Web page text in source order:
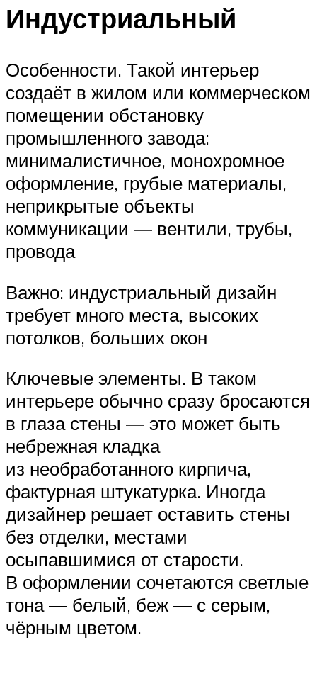
Индустриальный
Особенности. Такой интерьер
создаёт в жилом или коммерческом
помещении обстановку
промышленного завода:
минималистичное, монохромное
оформление, грубые материалы,
неприкрытые объекты
коммуникации ― вентили, трубы,
провода
Важно: индустриальный дизайн
требует много места, высоких
потолков, больших окон
Ключевые элементы. В таком
интерьере обычно сразу бросаются
в глаза стены ― это может быть
небрежная кладка
из необработанного кирпича,
фактурная штукатурка. Иногда
дизайнер решает оставить стены
без отделки, местами
осыпавшимися от старости.
В оформлении сочетаются светлые
тона ― белый, беж ― с серым,
чёрным цветом.